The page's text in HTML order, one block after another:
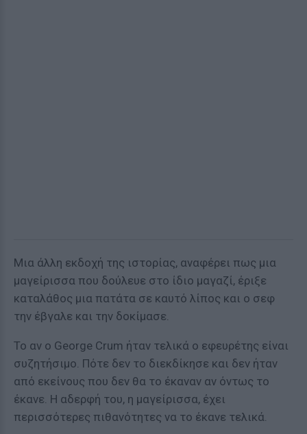
Μια άλλη εκδοχή της ιστορίας, αναφέρει πως μια
μαγείρισσα που δούλευε στο ίδιο μαγαζί, έριξε
καταλάθος μια πατάτα σε καυτό λίπος και ο σεφ
την έβγαλε και την δοκίμασε.
Το αν ο George Crum ήταν τελικά ο εφευρέτης είναι
συζητήσιμο. Πότε δεν το διεκδίκησε και δεν ήταν
από εκείνους που δεν θα το έκαναν αν όντως το
έκανε. Η αδερφή του, η μαγείρισσα, έχει
περισσότερες πιθανότητες να το έκανε τελικά.